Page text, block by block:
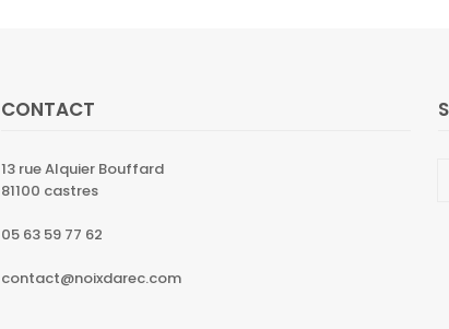
CONTACT
13 rue Alquier Bouffard
81100 castres
05 63 59 77 62
contact@noixdarec.com